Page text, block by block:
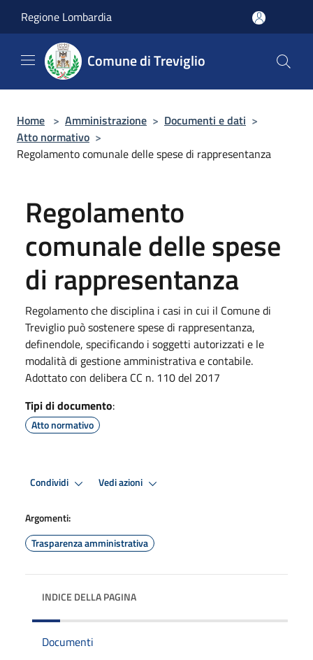
Regione Lombardia
Comune di Treviglio
Home > Amministrazione > Documenti e dati >
Atto normativo >
Regolamento comunale delle spese di rappresentanza
Regolamento
comunale delle spese
di rappresentanza
Regolamento che disciplina i casi in cui il Comune di
Treviglio può sostenere spese di rappresentanza,
definendole, specificando i soggetti autorizzati e le
modalità di gestione amministrativa e contabile.
Adottato con delibera CC n. 110 del 2017
Tipi di documento:
Atto normativo
Condividi Vedi azioni
Argomenti:
Trasparenza amministrativa
INDICE DELLA PAGINA
Documenti